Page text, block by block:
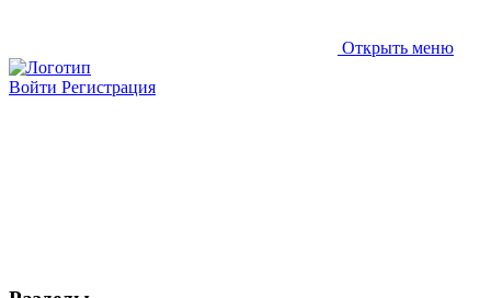
Открыть меню
Войти Регистрация